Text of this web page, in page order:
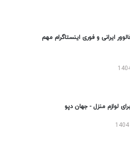
ایرانی و فوری اینستاگرام مهم
لوازم منزل - جهان دپو